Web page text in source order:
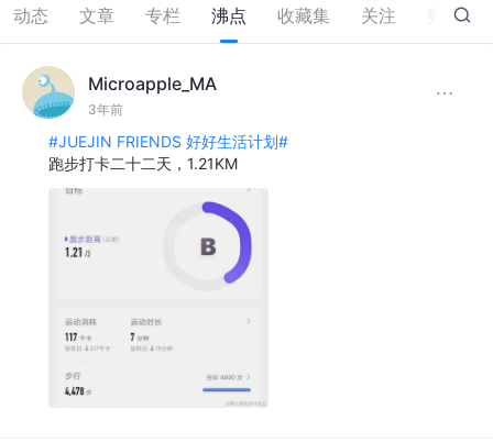
动态 文章 专栏 沸点 收藏集 关注 1
Microapple_MA
3年前
#JUEJIN FRIENDS 好好生活计划#
跑步打卡二十二天，1.21KM